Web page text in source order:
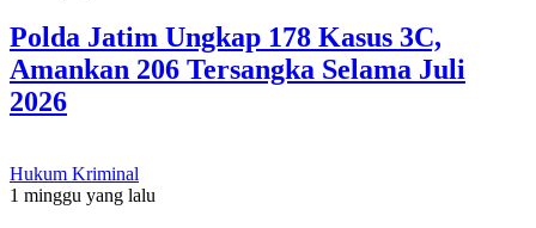
Polda Jatim Ungkap 178 Kasus 3C,
Amankan 206 Tersangka Selama Juli
2026
Hukum Kriminal
1 minggu yang lalu